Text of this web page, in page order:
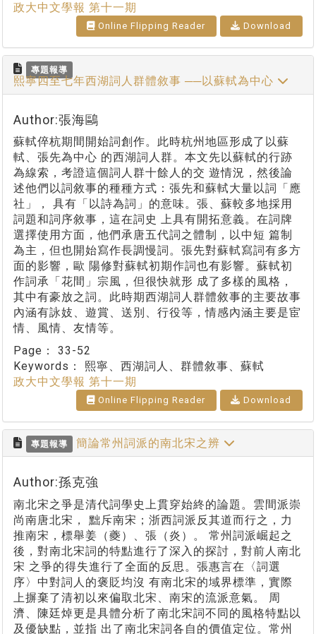
政大中文學報 第十一期
Online Flipping Reader Download
專題報導
熙寧四至七年西湖詞人群體敘事 ──以蘇軾為中心
Author:張海鷗
蘇軾倅杭期間開始詞創作。此時杭州地區形成了以蘇
軾、張先為中心 的西湖詞人群。本文先以蘇軾的行跡
為線索，考證這個詞人群十餘人的交 遊情況，然後論
述他們以詞敘事的種種方式：張先和蘇軾大量以詞「應
社」， 具有「以詩為詞」的意味。張、蘇較多地採用
詞題和詞序敘事，這在詞史 上具有開拓意義。在詞牌
選擇使用方面，他們承唐五代詞之體制，以中短 篇制
為主，但也開始寫作長調慢詞。張先對蘇軾寫詞有多方
面的影響，歐 陽修對蘇軾初期作詞也有影響。蘇軾初
作詞承「花間」宗風，但很快就形 成了多樣的風格，
其中有豪放之詞。此時期西湖詞人群體敘事的主要故事
內涵有詠妓、遊賞、送別、行役等，情感內涵主要是宦
情、風情、友情等。
Page： 33-52
Keywords： 熙寧、西湖詞人、群體敘事、蘇軾
政大中文學報 第十一期
Online Flipping Reader Download
專題報導 簡論常州詞派的南北宋之辨
Author:孫克強
南北宋之爭是清代詞學史上貫穿始終的論題。雲間派崇
尚南唐北宋， 黜斥南宋；浙西詞派反其道而行之，力
推南宋，標舉姜（夔）、張（炎）。 常州詞派崛起之
後，對南北宋詞的特點進行了深入的探討，對前人南北
宋 之爭的得失進行了全面的反思。張惠言在〈詞選
序〉中對詞人的褒貶均沒 有南北宋的域界標準，實際
上摒棄了清初以來偏取北宋、南宋的流派意氣。 周
濟、陳廷焯更是具體分析了南北宋詞不同的風格特點以
及優缺點，並指 出了南北宋詞各自的價值定位。常州